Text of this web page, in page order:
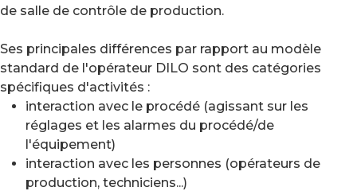
de salle de contrôle de production.
Ses principales différences par rapport au modèle
standard de l'opérateur DILO sont des catégories
spécifiques d'activités :
interaction avec le procédé (agissant sur les
réglages et les alarmes du procédé/de
l'équipement)
interaction avec les personnes (opérateurs de
production, techniciens...)